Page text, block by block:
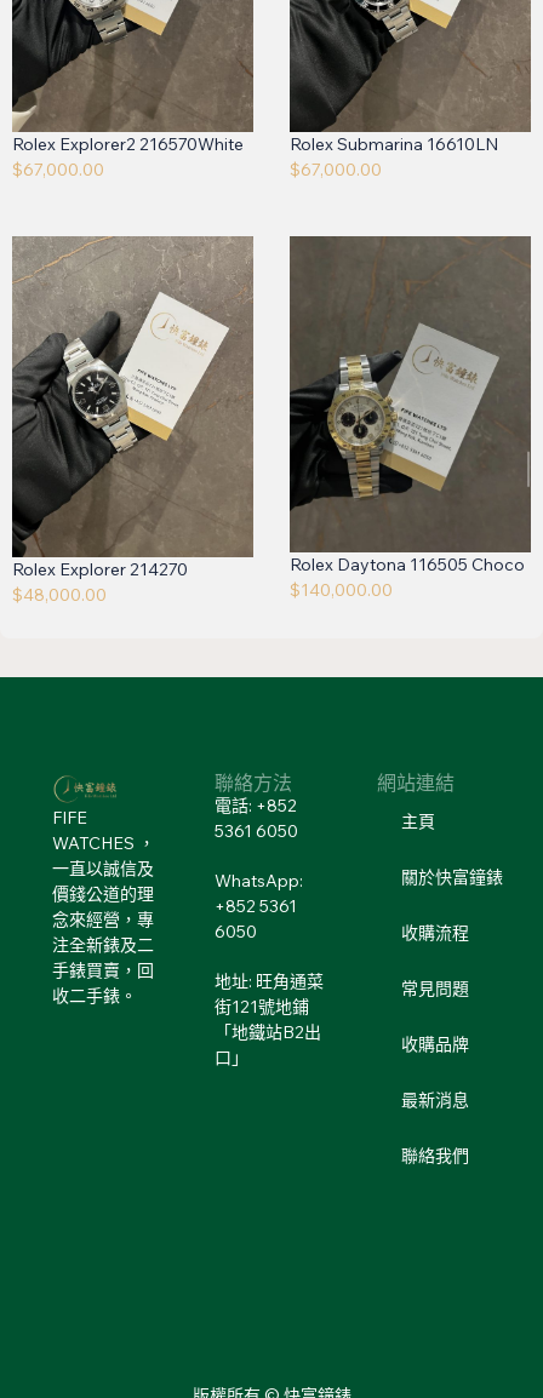
Rolex Explorer2 216570White
$67,000.00
Rolex Submarina 16610LN
$67,000.00
Rolex Explorer 214270
$48,000.00
Rolex Daytona 116505 Choco
$140,000.00
FIFE
WATCHES ，
一直以誠信及
價錢公道的理
念來經營，專
注全新錶及二
手錶買賣，回
收二手錶。
聯絡方法
電話: +852
5361 6050
WhatsApp:
+852 5361
6050
地址: 旺角通菜
街121號地鋪
「地鐵站B2出
口」
網站連結
主頁
關於快富鐘錶
收購流程
常見問題
收購品牌
最新消息
聯絡我們